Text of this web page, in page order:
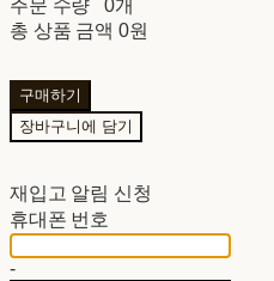
주문 수량
0개
총 상품 금액 0원
구매하기
장바구니에 담기
재입고 알림 신청
휴대폰 번호
-